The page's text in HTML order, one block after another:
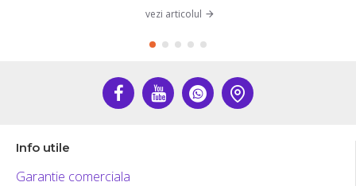
vezi articolul
Info utile
Garantie comerciala